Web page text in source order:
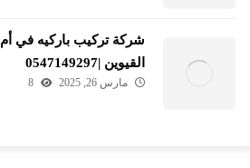
شركة تركيب باركيه في أم
القيوين |0547149297
مارس 26, 2025 8